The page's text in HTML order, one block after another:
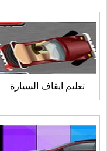
تعليم ايقاف السيارة